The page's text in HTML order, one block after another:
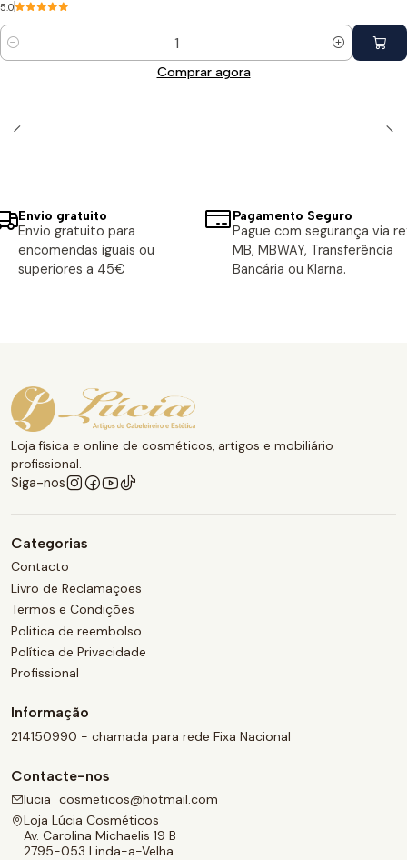
5.0
Quantidade
Comprar agora
Envio gratuito
Envio gratuito para
encomendas iguais ou
superiores a 45€
Pagamento Seguro
Pague com segurança via
MB, MBWAY, Transferência
Bancária ou Klarna.
Loja física e online de cosméticos, artigos e mobiliário
profissional.
Siga-nos
Categorias
Contacto
Livro de Reclamações
Termos e Condições
Politica de reembolso
Política de Privacidade
Profissional
Informação
214150990 - chamada para rede Fixa Nacional
Contacte-nos
lucia_cosmeticos@hotmail.com
Loja Lúcia Cosméticos
Av. Carolina Michaelis 19 B
2795-053 Linda-a-Velha